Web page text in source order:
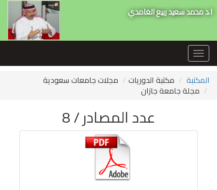
ا.د محمد سعيد ربيع الغامدي
Toggle
navigation
المكتبة
مكتبة الدوريات مجلات جامعات سعودية
مجلة جامعة جازان
عدد المصادر / 8